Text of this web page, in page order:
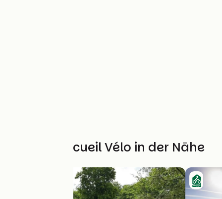
Weitere Accueil Vélo in der Nähe